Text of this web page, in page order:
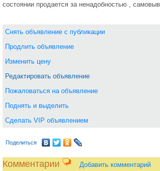
состоянии продается за ненадобностью ,
Снять объявление с публикации
Продлить объявление
Изменить цену
Редактировать объявление
Пожаловаться на объявление
Поднять и выделить
Сделать VIP объявлением
Поделиться
Комментарии Добавить комментарий